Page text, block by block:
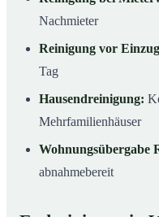
Nachmieter
Reinigung vor
Tag
Hausendreinigung:
Mehrfamilienhäuser
Wohnungsübergabe
abnahmebereit